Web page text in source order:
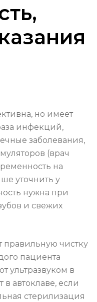
но имеет
инфекций,
заболевания,
(врач
на
уточнить у
нужна при
и свежих
правильную чистку
пациента
ультразвуком в
в автоклаве, если
стерилизация